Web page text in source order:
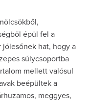
épül fel a
jólesőnek hat, hogy a
súlycsoportba
mellett valósul
beépültek a
meggyes,